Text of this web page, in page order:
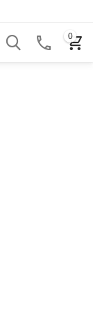
0